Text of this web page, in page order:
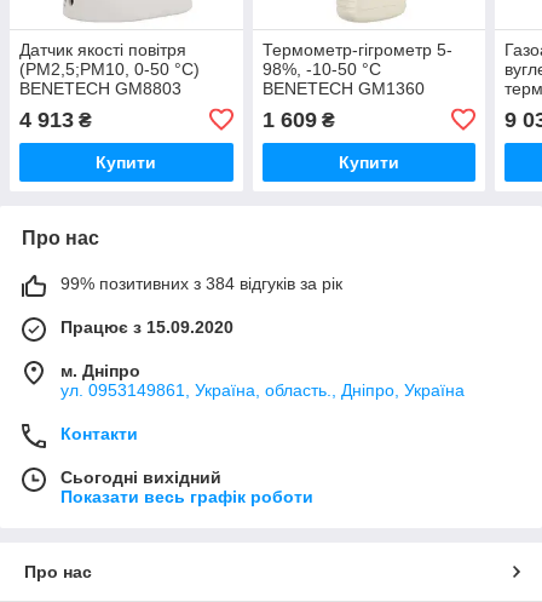
Датчик якості повітря
(PM2,5;PM10, 0-50 °C)
BENETECH GM8803
4 913 ₴
Купити
Термометр-гігрометр 5-
98%, -10-50 °C
BENETECH GM1360
1 609₴
Купити
9
Про нас
99% позитивних з 384 відгуків за рік
Працює з 15.09.2020
м. Дніпро
ул. 0953149861, Україна, область., Дніпро, Україна
Контакти
Сьогодні вихідний
Показати весь графік роботи
Про нас